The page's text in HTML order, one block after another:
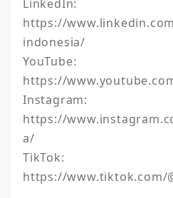
LinkedIn:
https://
indonesia/
YouTube:
https://
Instagram:
https://
a/
TikTok:
https://www.tiktok.com/